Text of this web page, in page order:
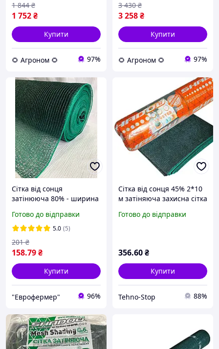
1 752₴
1 844 ₴
Купити
🌻 Агроном 🌻 97%
3 258₴
3 430 ₴
Купити
🌻 Агроном 🌻 97%
Сітка від сонця
затінююча 80% - ширина
Готово до відправки
5.0 (5)
158.79₴
201 ₴
Купити
"Еврофермер" 96%
Сітка від сонця 45% 2*10
м затіняюча захисна сітка
Готово до відправки
356.60₴
Купити
Tehno-Stop 88%